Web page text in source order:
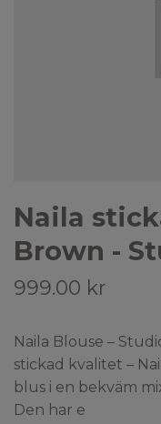
Naila
Brown -
999.00 kr
Naila Blouse –
stickad kvalitet –
blus i en bekväm
Den har e